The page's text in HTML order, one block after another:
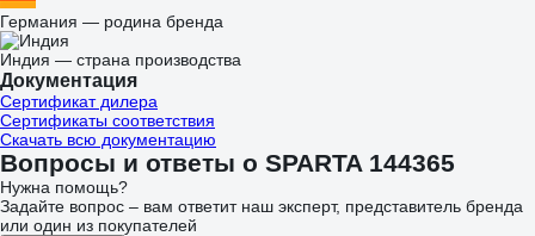
Германия — родина бренда
Индия — страна производства
Документация
Сертификат дилера
Сертификаты соответствия
Скачать всю документацию
Вопросы и ответы о SPARTA 144365
Нужна помощь?
Задайте вопрос – вам ответит наш эксперт, представитель бренда
или один из покупателей